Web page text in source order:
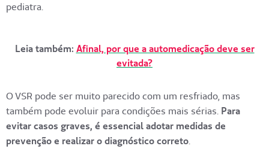
pediatra.
Leia também: Afinal, por que a automedicação deve ser
evitada?
O VSR pode ser muito parecido com um resfriado, mas
também pode evoluir para condições mais sérias. Para
evitar casos graves, é essencial adotar medidas de
prevenção e realizar o diagnóstico correto.